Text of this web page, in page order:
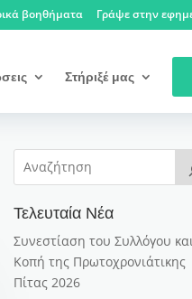
βοηθήματα Γράψε στην
Στήριξέ μας
Τελευταία Νέα
Συνεστίαση του Συλλόγου
Κοπή της Πρωτοχρονιάτικης
Πίτας 2026